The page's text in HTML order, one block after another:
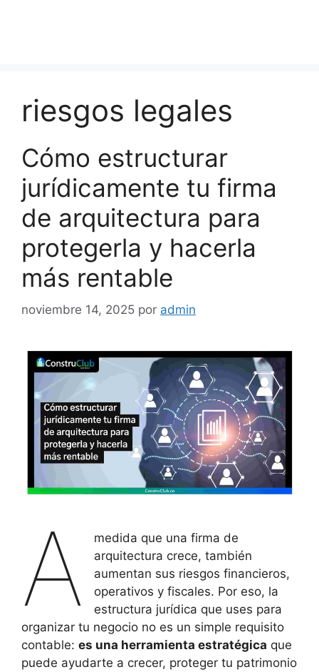
riesgos legales
Cómo estructurar
jurídicamente tu firma
de arquitectura para
protegerla y hacerla
más rentable
noviembre 14, 2025 por admin
A
medida que una firma de
arquitectura crece, también
aumentan sus riesgos financieros,
operativos y fiscales. Por eso, la
estructura jurídica que uses para
organizar tu negocio no es un simple requisito
contable: es una herramienta estratégica que
puede ayudarte a crecer, proteger tu patrimonio